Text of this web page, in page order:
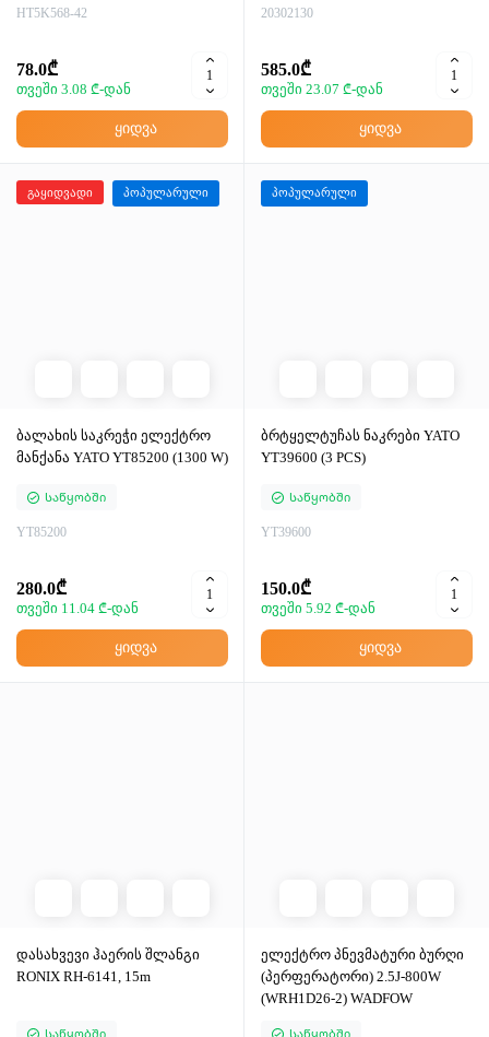
HT5K568-42
78.0₾
თვეში 3.08 ₾-დან
ყიდვა
20302130
585.0₾
თვეში 23.07 ₾-დან
ყიდვა
გაყიდვადი პოპულარული
ბალახის საკრეჭი ელექტრო
მანქანა YATO YT85200 (1300 W)
Საწყობში
YT85200
280.0₾
თვეში 11.04 ₾-დან
ყიდვა
პოპულარული
ბრტყელტუჩას ნაკრები YATO
YT39600 (3 PCS)
Საწყობში
YT39600
150.0₾
თვეში 5.92 ₾-დან
ყიდვა
დასახვევი ჰაერის შლანგი
RONIX RH-6141, 15m
Საწყობში
ელექტრო პნევმატური ბურღი
(პერფერატორი) 2.5J-800W
(WRH1D26-2) WADFOW
Საწყობში